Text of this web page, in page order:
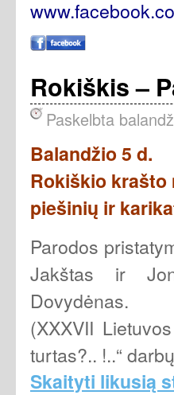
Rokiškis –
Paskelbta
Balandžio 5 d.
Rokiškio krašto
piešinių ir
Parodos
Jakštas ir
Dovydėnas.
(XXXVII
turtas?.. !..“
Skaityti likusią